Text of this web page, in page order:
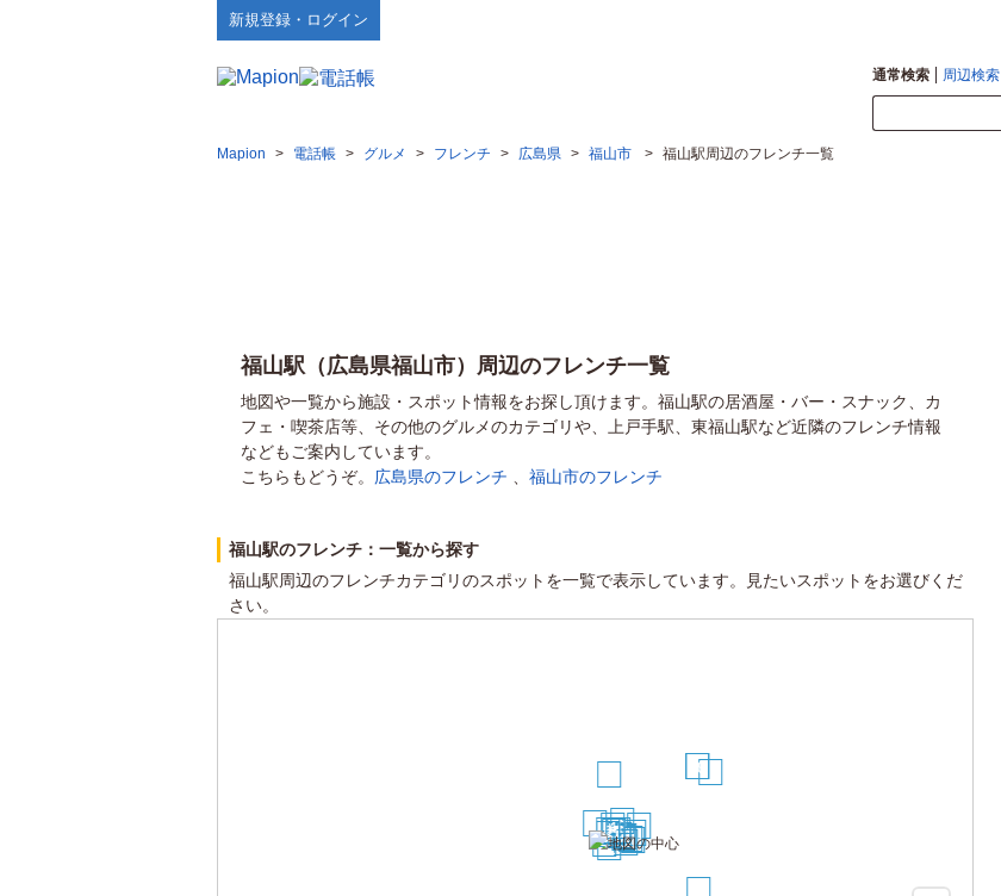
新規登録・ログイン
通常検索 周辺検索
Mapion > 電話帳 > グルメ > フレンチ > 広島県 > 福山市 > 福山駅周辺のフレンチ一覧
福山駅（広島県福山市）周辺のフレンチ一覧
地図や一覧から施設・スポット情報をお探し頂けます。福山駅の居酒屋・バー・スナック、カ
フェ・喫茶店等、その他のグルメのカテゴリや、上戸手駅、東福山駅など近隣のフレンチ情報
などもご案内しています。
こちらもどうぞ。 広島県のフレンチ 福山市のフレンチ
福山駅のフレンチ：一覧から探す
福山駅周辺のフレンチカテゴリのスポットを一覧で表示しています。見たいスポットをお選びくだ
さい。
12
34
5
6
78
9
1011
12
13
14
15
16
17
19
2022